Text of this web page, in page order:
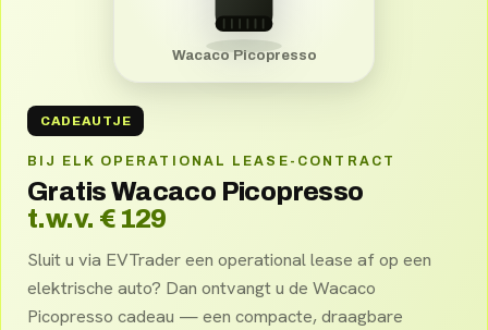
CADEAUTJE
BIJ ELK OPERATIONAL LEASE-CONTRACT
Gratis Wacaco Picopresso
t.w.v. € 129
Sluit u via EVTrader een operational lease af op een
elektrische auto? Dan ontvangt u de Wacaco
Picopresso cadeau — een compacte, draagbare
Wacaco Picopresso